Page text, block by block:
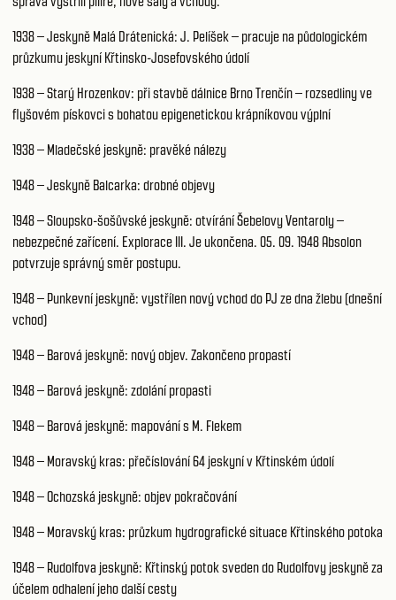
1938 – Jeskyně Malá Drátenická: J. Pelíšek – pracuje na půdologickém
průzkumu jeskyní Křtinsko-Josefovského údolí
1938 – Starý Hrozenkov: při stavbě dálnice Brno Trenčín – rozsedliny ve
flyšovém pískovci s bohatou epigenetickou krápníkovou výplní
1938 – Mladečské jeskyně: pravěké nálezy
1948 – Jeskyně Balcarka: drobné objevy
1948 – Sloupsko-šošůvské jeskyně: otvírání Šebelovy Ventaroly –
nebezpečné zařícení. Explorace III. Je ukončena. 05. 09. 1948 Absolon
potvrzuje správný směr postupu.
1948 – Punkevní jeskyně: vystřílen nový vchod do PJ ze dna žlebu (dnešní
vchod)
1948 – Barová jeskyně: nový objev. Zakončeno propastí
1948 – Barová jeskyně: zdolání propasti
1948 – Barová jeskyně: mapování s M. Flekem
1948 – Moravský kras: přečíslování 64 jeskyní v Křtinském údolí
1948 – Ochozská jeskyně: objev pokračování
1948 – Moravský kras: průzkum hydrografické situace Křtinského potoka
1948 – Rudolfova jeskyně: Křtinský potok sveden do Rudolfovy jeskyně za
účelem odhalení jeho další cesty